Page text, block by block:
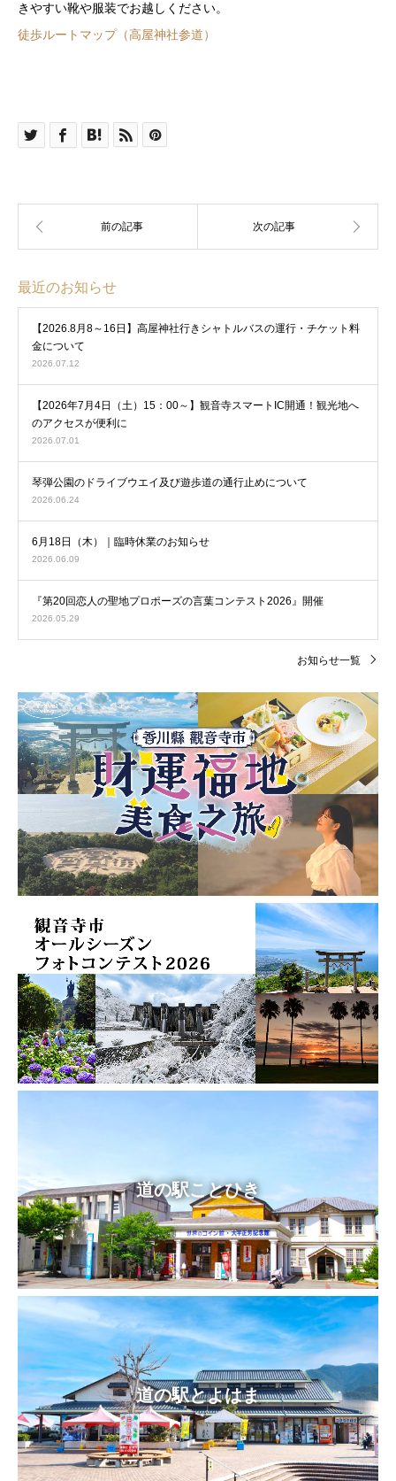
きやすい靴や服装でお越しください。
徒歩ルートマップ（高屋神社参道）
最近のお知らせ
【2026.8月8～16日】高屋神社行きシャトルバスの運行・チケット料
金について
2026.07.12
【2026年7月4日（土）15：00～】観音寺スマートIC開通！観光地へ
のアクセスが便利に
2026.07.01
琴弾公園のドライブウエイ及び遊歩道の通行止めについて
2026.06.24
6月18日（木）｜臨時休業のお知らせ
2026.06.09
『第20回恋人の聖地プロポーズの言葉コンテスト2026』開催
2026.05.29
お知らせ一覧
道の駅ことひき
道の駅とよはま